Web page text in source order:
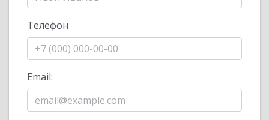
Телефон
Email: